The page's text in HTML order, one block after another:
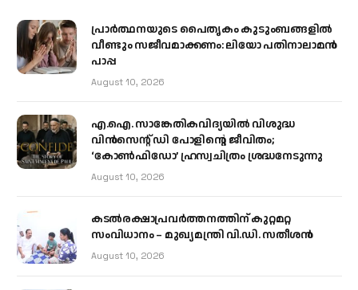
പ്രാര്‍ത്ഥനയുടെ പൈതൃകം കുടുംബങ്ങളില്‍
വീണ്ടും സജീവമാക്കണം: ലിയോ പതിനാലാമന്‍
പാപ്പ
August 10, 2026
എ.ഐ. സാങ്കേതികവിദ്യയിൽ വിശുദ്ധ
വിൻസെന്റ് ഡി പോളിന്റെ ജീവിതം;
‘കോൺഫിഡോ’ ഹ്രസ്വചിത്രം ശ്രദ്ധനേടുന്നു
August 10, 2026
കടല്‍രക്ഷാപ്രവര്‍ത്തനത്തിന് കുറ്റമറ്റ
സംവിധാനം – മുഖ്യമന്ത്രി വി.ഡി. സതീശന്‍
August 10, 2026